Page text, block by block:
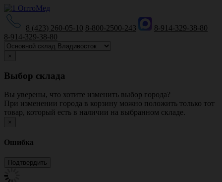
8 (423) 260-05-10 8-800-2500-243
8-914-329-38-80
8-914-329-38-80
×
Выбор склада
Вы уверены, что хотите изменить выбор города?
При изменении города в корзину можно положить только тот
товар, который есть в наличии на выбранном складе.
×
Ошибка